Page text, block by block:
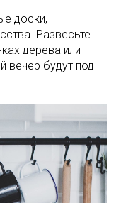
доски,
Развесьте
дерева или
вечер будут под